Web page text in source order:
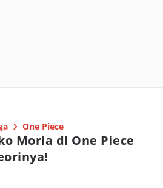
One Piece
Moria di One Piece